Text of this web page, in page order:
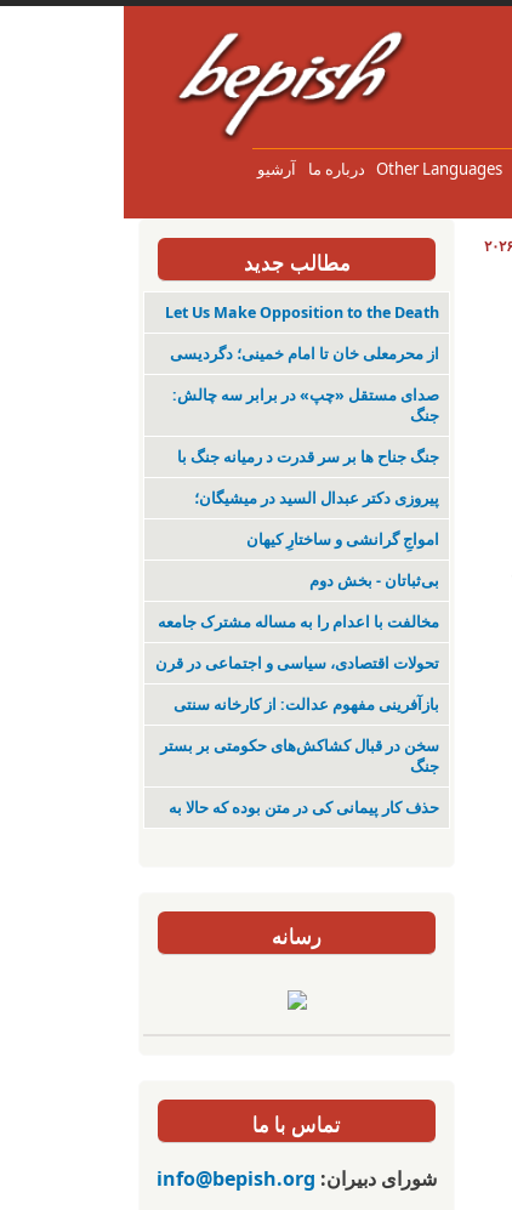
Other Languages درباره ما آرشیو
مطالب جدید
Let Us Make Opposition to the Death
از محرمعلی خان تا امام خمینی؛ دگردیسی
صدای مستقل «چپ» در برابر سه چالش:
جنگ
جنگ جناح ها بر سر قدرت د رمیانە جنگ با
پیروزی دکتر عبدال السید در میشیگان؛
‌امواجِ گرانشی و ساختارِ کیهان
بی‌ثباتان - بخش دوم
مخالفت با اعدام را به مساله مشترک جامعه
تحولات اقتصادی، سیاسی و اجتماعی در قرن
بازآفرینی مفهوم عدالت: از کارخانه سنتی
سخن در قبال کشاکش‌های حکومتی بر بستر
جنگ
حذف کار پیمانی کی در متن بودە کە حالا بە
رسانه
تماس با ما
شورای دبیران: info@bepish.org